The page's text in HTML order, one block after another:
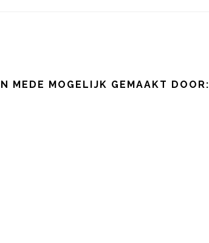
MEDE MOGELIJK GEMAAKT DOOR: